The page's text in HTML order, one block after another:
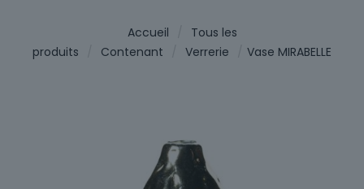
Accueil
Tous les
produits
Contenant Verrerie Vase MIRABELLE